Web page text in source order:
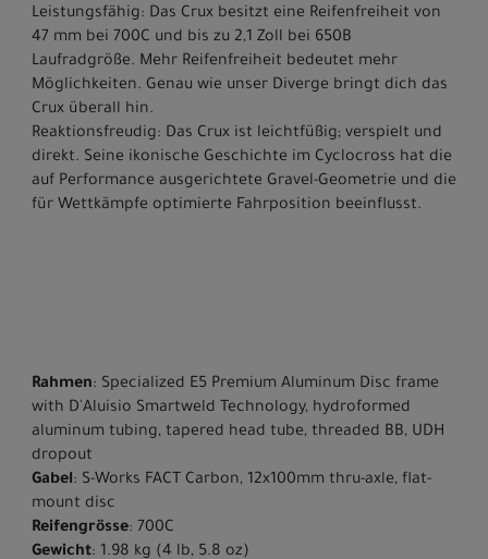
Leistungsfähig: Das Crux besitzt eine Reifenfreiheit von
47 mm bei 700C und bis zu 2,1 Zoll bei 650B
Laufradgröße. Mehr Reifenfreiheit bedeutet mehr
Möglichkeiten. Genau wie unser Diverge bringt dich das
Crux überall hin.
Reaktionsfreudig: Das Crux ist leichtfüßig; verspielt und
direkt. Seine ikonische Geschichte im Cyclocross hat die
auf Performance ausgerichtete Gravel-Geometrie und die
für Wettkämpfe optimierte Fahrposition beeinflusst.
Rahmen: Specialized E5 Premium Aluminum Disc frame
with D'Aluisio Smartweld Technology, hydroformed
aluminum tubing, tapered head tube, threaded BB, UDH
dropout
Gabel: S-Works FACT Carbon, 12x100mm thru-axle, flat-
mount disc
Reifengrösse: 700C
Gewicht: 1.98 kg (4 lb, 5.8 oz)